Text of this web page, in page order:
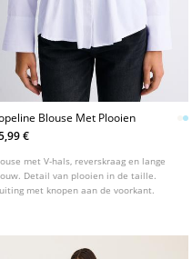
Blouse Met Plooien
€
met V-hals, reverskraag en lange
Detail van plooien in de taille.
met knopen aan de voorkant.